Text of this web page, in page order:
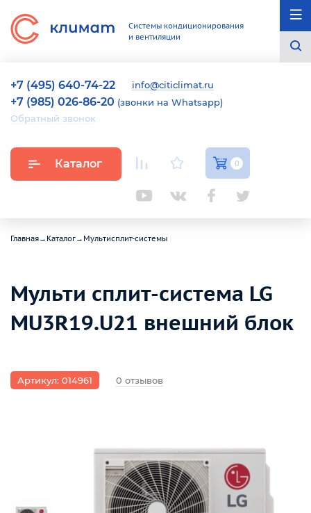
Системы кондиционирования
и вентиляции
+7 (495) 640-74-22 info@citiclimat.ru
+7 (985) 026-86-20 (звонки на Whatsapp)
Обратный звонок
Каталог 0
Главная→ Каталог→ Мультисплит-системы
Мульти сплит-система LG
MU3R19.U21 внешний блок
Артикул: 014961 0 отзывов